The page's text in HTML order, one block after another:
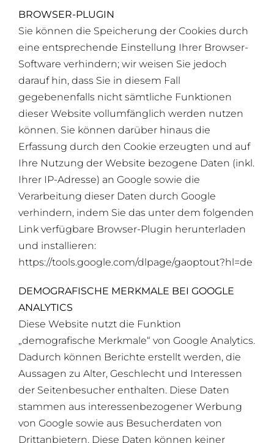
BROWSER-PLUGIN
Sie können die Speicherung der Cookies durch
eine entsprechende Einstellung Ihrer Browser-
Software verhindern; wir weisen Sie jedoch
darauf hin, dass Sie in diesem Fall
gegebenenfalls nicht sämtliche Funktionen
dieser Website vollumfänglich werden nutzen
können. Sie können darüber hinaus die
Erfassung durch den Cookie erzeugten und auf
Ihre Nutzung der Website bezogene Daten (inkl.
Ihrer IP-Adresse) an Google sowie die
Verarbeitung dieser Daten durch Google
verhindern, indem Sie das unter dem folgenden
Link verfügbare Browser-Plugin herunterladen
und installieren:
https://tools.google.com/dlpage/gaoptout?hl=de
DEMOGRAFISCHE MERKMALE BEI GOOGLE
ANALYTICS
Diese Website nutzt die Funktion
„demografische Merkmale“ von Google Analytics.
Dadurch können Berichte erstellt werden, die
Aussagen zu Alter, Geschlecht und Interessen
der Seitenbesucher enthalten. Diese Daten
stammen aus interessenbezogener Werbung
von Google sowie aus Besucherdaten von
Drittanbietern. Diese Daten können keiner